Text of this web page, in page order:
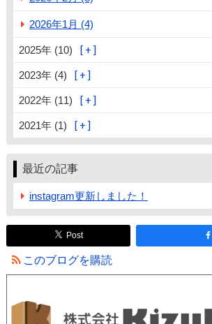
2026年1月 (4)
2025年 (10)
2023年 (4)
2022年 (11)
2021年 (1)
最近の記事
instagram更新しました！
Post
このブログを購読